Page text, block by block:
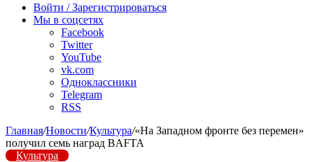
радио
Войти / Зарегистрироваться
Мы в соцсетях
Facebook
Twitter
YouTube
vk.com
Одноклассники
Telegram
RSS
Главная/Новости/Культура/«На Западном фронте без перемен»
получил семь наград BAFTA
Культура